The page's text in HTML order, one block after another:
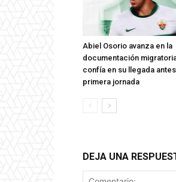
Abiel Osorio avanza en la
documentación
confía en su llegada
primera jornada
DEJA UNA